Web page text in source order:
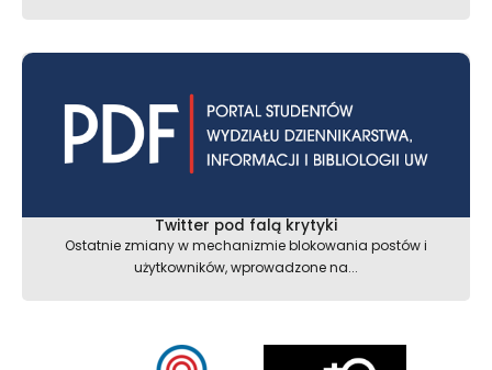
Twitter pod falą krytyki
Ostatnie zmiany w mechanizmie blokowania postów i
użytkowników, wprowadzone na...